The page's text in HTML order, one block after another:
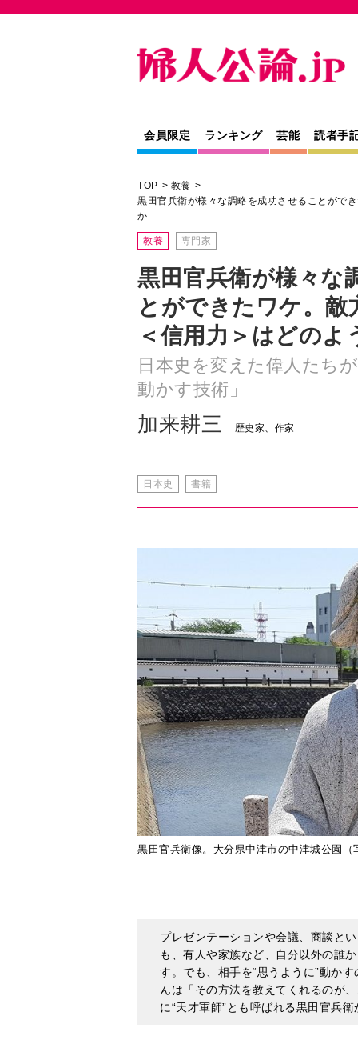
会員限定 ランキング 芸能 読者手
TOP
教養
黒田官兵衛が様々な調略を成功させることがで
か
教養 専門家
黒田官兵衛が様々な
とができたワケ。
＜信用力＞はどの
日本史を変えた偉人たち
動かす技術」
加来耕三 歴史家、作家
日本史 書籍
黒田官兵衛像。大分県中津市の中津城公園
プレゼンテーションや会議、商談と
も、有人や家族など、自分以外の誰
す。でも、相手を“思うように”動か
んは「その方法を教えてくれるのが
に“天才軍師”とも呼ばれる黒田官兵